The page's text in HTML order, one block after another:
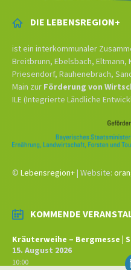
DIE LEBENSREGION+
ist ein interkommunaler
Breitbrunn, Ebelsbach,
Priesendorf, Rauhenebrach,
Main zur Förderung von
ILE (Integrierte Ländliche
© Lebensregion+| Website:
KOMMENDE
Kräuterweihe – Bergmesse |
15. August 2026
10:00